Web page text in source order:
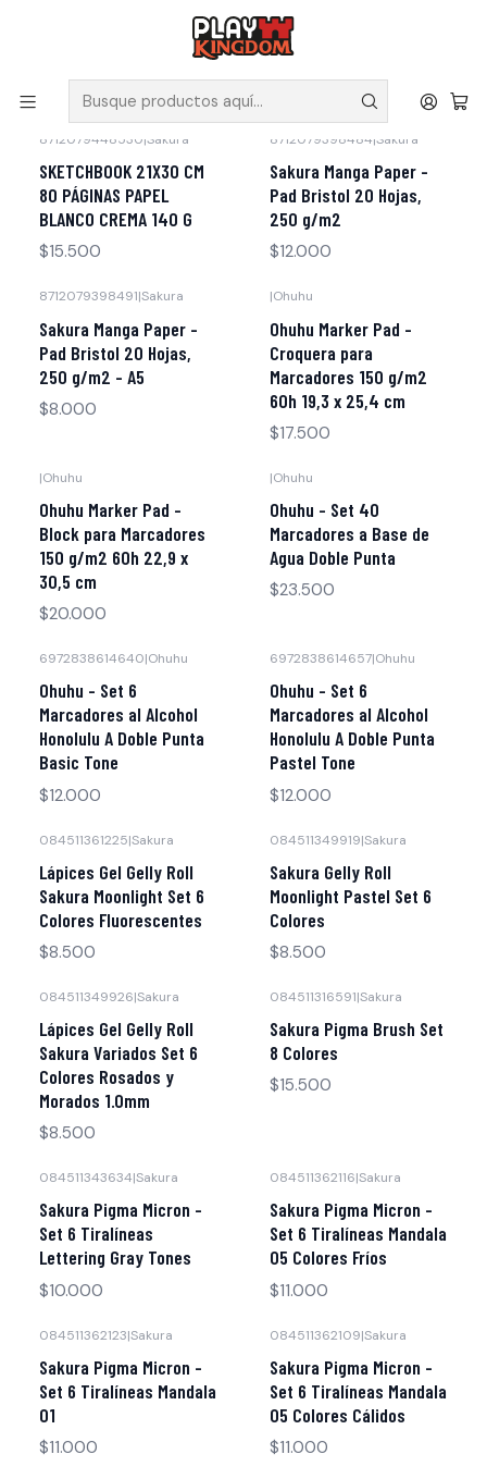
Solicita tus poleras y productos en nuestra tienda.
Papelería
8712079448530|Sakura
SKETCHBOOK 21X30 CM
80 PÁGINAS PAPEL
BLANCO CREMA 140 G
$15.500
8712079398484|Sakura
Sakura Manga Paper -
Pad Bristol 20 Hojas,
250 g/m2
$12.000
8712079398491|Sakura
Sakura Manga Paper -
Pad Bristol 20 Hojas,
250 g/m2 - A5
$8.000
|Ohuhu
Ohuhu Marker Pad -
Croquera para
Marcadores 150 g/m2
60h 19,3 x 25,4 cm
$17.500
|Ohuhu
Ohuhu Marker Pad -
Block para Marcadores
150 g/m2 60h 22,9 x
30,5 cm
$20.000
|Ohuhu
Ohuhu - Set 40
Marcadores a Base de
Agua Doble Punta
$23.500
6972838614640|Ohuhu
Ohuhu - Set 6
Marcadores al Alcohol
Honolulu A Doble Punta
Basic Tone
$12.000
6972838614657|Ohuhu
Ohuhu - Set 6
Marcadores al Alcohol
Honolulu A Doble Punta
Pastel Tone
$12.000
084511361225|Sakura
Lápices Gel Gelly Roll
Sakura Moonlight Set 6
Colores Fluorescentes
$8.500
084511349919|Sakura
Sakura Gelly Roll
Moonlight Pastel Set 6
Colores
$8.500
084511349926|Sakura
Lápices Gel Gelly Roll
Sakura Variados Set 6
Colores Rosados y
Morados 1.0mm
$8.500
084511316591|Sakura
Sakura Pigma Brush Set
8 Colores
$15.500
084511343634|Sakura
Sakura Pigma Micron -
Set 6 Tiralíneas
Lettering Gray Tones
$10.000
084511362116|Sakura
Sakura Pigma Micron -
Set 6 Tiralíneas Mandala
05 Colores Fríos
$11.000
084511362123|Sakura
Sakura Pigma Micron -
Set 6 Tiralíneas Mandala
01
$11.000
084511362109|Sakura
Sakura Pigma Micron -
Set 6 Tiralíneas Mandala
05 Colores Cálidos
$11.000